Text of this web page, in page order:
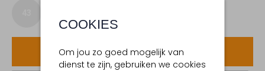
COOKIES
Om jou zo goed mogelijk van
dienst te zijn, gebruiken we cookies
Voeg toe